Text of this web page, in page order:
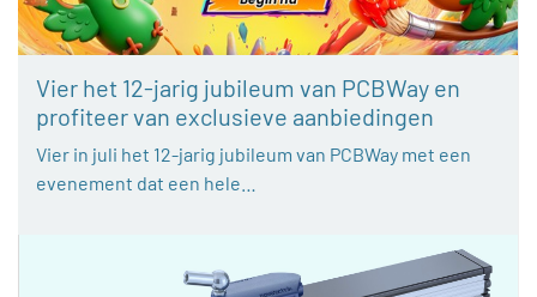
Vier het 12-jarig jubileum van PCBWay en
profiteer van exclusieve aanbiedingen
Vier in juli het 12-jarig jubileum van PCBWay met een
evenement dat een hele…